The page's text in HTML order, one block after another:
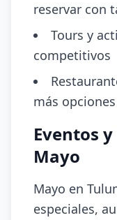
reservar con
Tours y
competitivos
más
Eventos
Mayo
Mayo en
especiales,